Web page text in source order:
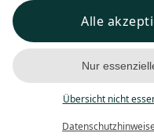
Alle
Nur
Übersicht nicht